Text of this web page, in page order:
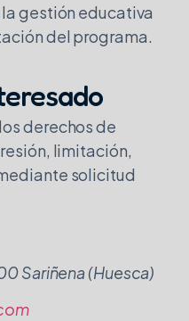
gestión educativa
del programa.
derechos de
limitación,
solicitud
Sariñena (Huesca)